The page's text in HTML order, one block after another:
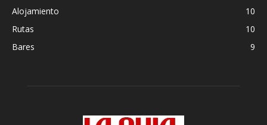
Alojamiento
10
Rutas
10
Bares
9